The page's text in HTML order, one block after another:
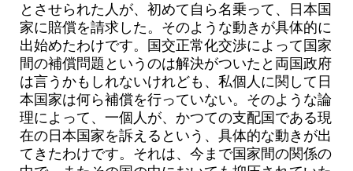
とさせられた人が、初めて自ら名乗って、日本国
家に賠償を請求した。そのような動きが具体的に
出始めたわけです。国交正常化交渉によって国家
間の補償問題というのは解決がついたと両国政府
は言うかもしれないけれども、私個人に関して日
本国家は何ら補償を行っていない。そのような論
理によって、一個人が、かつての支配国である現
在の日本国家を訴えるという、具体的な動きが出
てきたわけです。それは、今まで国家間の関係の